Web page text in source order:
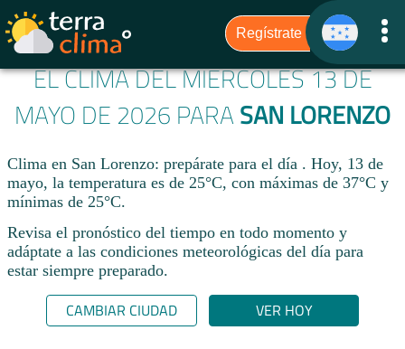
EL CLIMA DEL MIÉRCOLES 13 DE
MAYO DE 2026 PARA SAN LORENZO
Clima en San Lorenzo: prepárate para el día . Hoy, 13 de
mayo, la temperatura es de 25°C, con máximas de 37°C y
mínimas de 25°C.
Revisa el pronóstico del tiempo en todo momento y
adáptate a las condiciones meteorológicas del día para
estar siempre preparado.​
CAMBIAR CIUDAD VER HOY